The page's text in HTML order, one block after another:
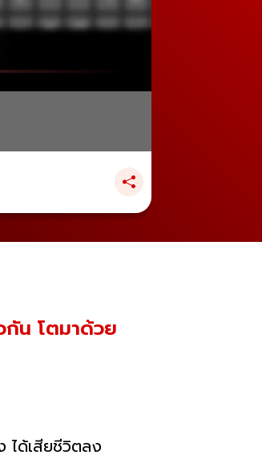
น โตมาด้วย
ได้เสียชีวิตลง